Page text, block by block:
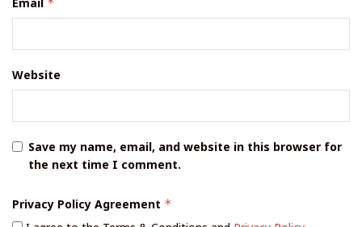
Website
Save my name, email, and website in this browser for
the next time I comment.
Privacy Policy Agreement *